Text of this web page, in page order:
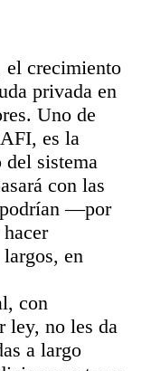
el crecimiento
privada en
Uno de
es la
sistema
con las
podrían —por
en
con
ley, no les da
a largo